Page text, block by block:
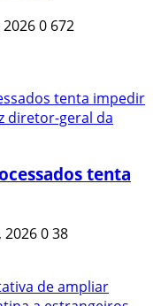
20260 672
tenta
2026038